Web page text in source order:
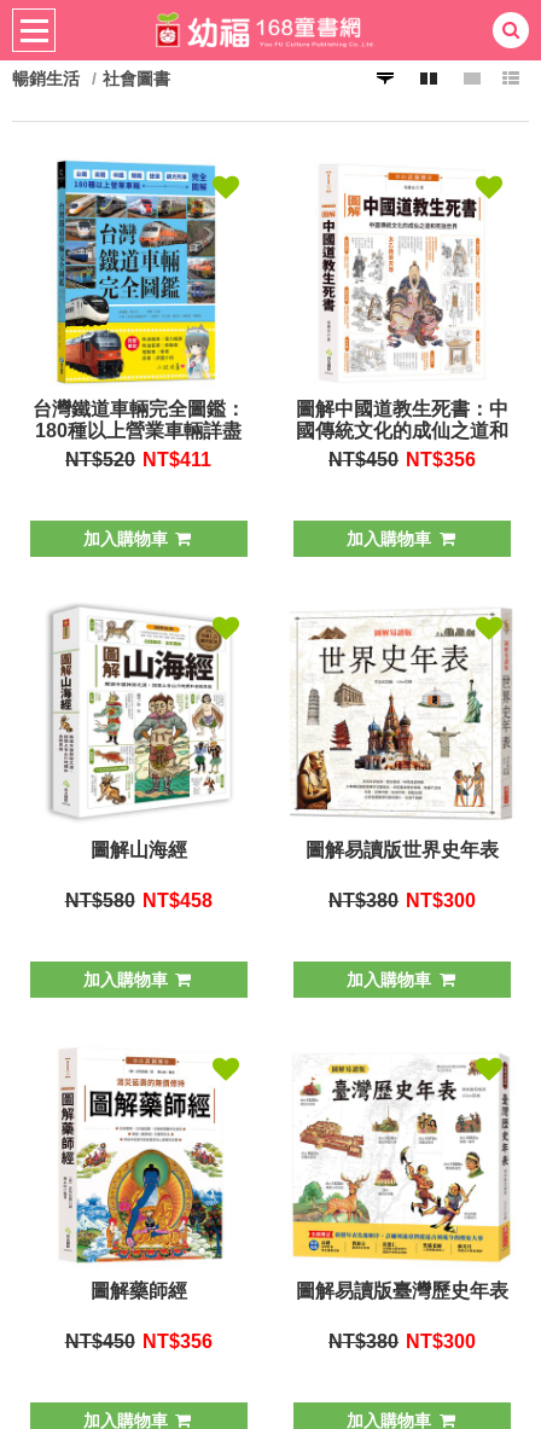
熱門：
3D立體書繪本讀本 最強王
暢銷生活 社會圖書
台灣鐵道車輛完全圖鑑：
180種以上營業車輛詳盡
介紹
NT$520 NT$411
加入購物車
圖解中國道教生死書：中
國傳統文化的成仙之道和
死後世界
NT$450 NT$356
加入購物車
圖解山海經
NT$580 NT$458
加入購物車
圖解易讀版世界史年表
NT$380 NT$300
加入購物車
圖解藥師經
NT$450 NT$356
加入購物車
圖解易讀版臺灣歷史年表
NT$380 NT$300
加入購物車